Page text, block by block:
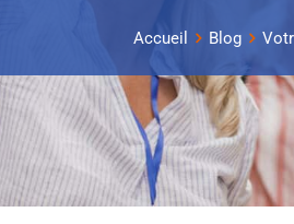
Accueil Blog